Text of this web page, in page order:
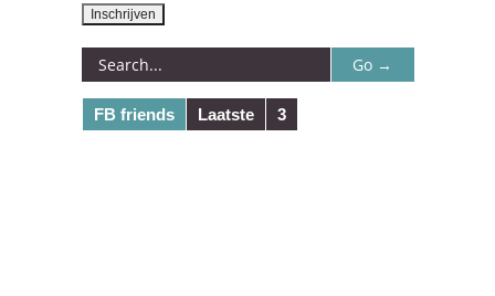
FB friends Laatste 3